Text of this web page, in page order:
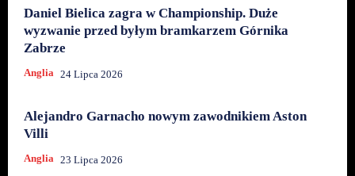
Daniel Bielica zagra w Championship. Duże
wyzwanie przed byłym bramkarzem Górnika
Zabrze
Anglia 24 Lipca 2026
Alejandro Garnacho nowym zawodnikiem Aston
Villi
Anglia 23 Lipca 2026